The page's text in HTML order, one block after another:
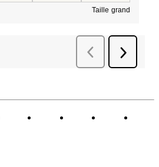
Taille grand
Précédentavis
Suivant
avis